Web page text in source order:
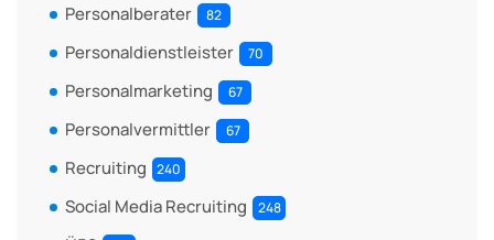
Personalberater 82
Personaldienstleister 70
Personalmarketing 67
Personalvermittler 67
Recruiting 240
Social Media Recruiting 248